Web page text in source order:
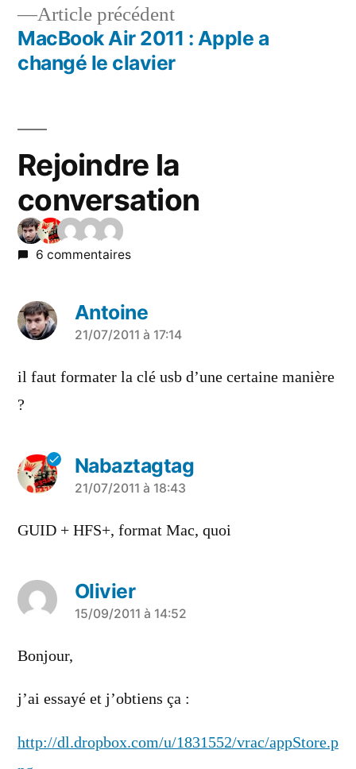
l’article
Article précédentArticle
précédent :
MacBook Air 2011 : Apple a
changé le clavier
Rejoindre la
conversation
6 commentaires
Antoine
a
dit :
21/07/2011 à 17:14
il faut formater la clé usb d’une certaine manière
?
Nabaztagtag
a
dit :
21/07/2011 à 18:43
GUID + HFS+, format Mac, quoi
Olivier
a
15/09/2011 à 14:52
Bonjour,
j’ai essayé et j’obtiens ça :
http://dl.dropbox.com/u/1831552/vrac/appStore.p